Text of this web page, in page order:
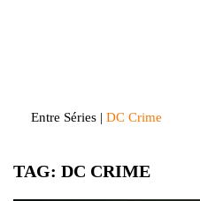
Entre Séries | DC Crime
TAG: DC CRIME